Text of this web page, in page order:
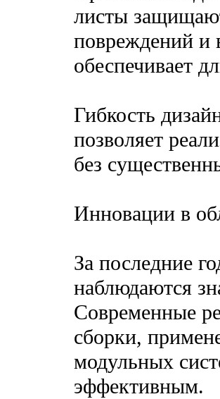
листы
повреждений и
обеспечивает
Гибкость
позволяет
без
Инновации в
За последние
наблюдаются
Современные
сборки,
модульных
эффективным.